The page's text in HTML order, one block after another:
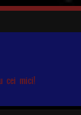
cei mici!